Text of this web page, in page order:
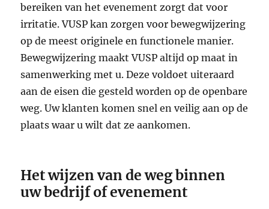
bereiken van het evenement zorgt dat voor
irritatie. VUSP kan zorgen voor bewegwijzering
op de meest originele en functionele manier.
Bewegwijzering maakt VUSP altijd op maat in
samenwerking met u. Deze voldoet uiteraard
aan de eisen die gesteld worden op de openbare
weg. Uw klanten komen snel en veilig aan op de
plaats waar u wilt dat ze aankomen.
Het wijzen van de weg binnen
uw bedrijf of evenement